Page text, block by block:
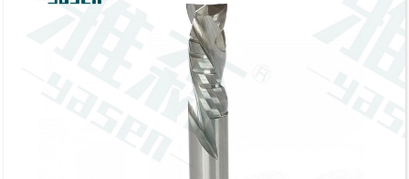
Χρησιμοποιείται σε μηχανές διάτρησης ή με κομμάτια
για διάνοιξη τυφλών οπών σε μασίφ ξύλο, σύνθετα
ξύλα, κόντρα πλακέ, σκληρό και μαλακό ξύλο και